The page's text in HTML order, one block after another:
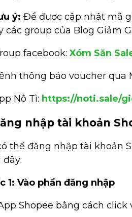
ý: Để được cập nhật mã
các group của Blog Giảm
facebook:Xóm Săn
thông báo voucher qua
Nô Tì: https://noti.sale/
nhập tài khoản
thể đăng nhập tài khoản
đây:
1: Vào phần đăng nhập
Shopee bằng cách click